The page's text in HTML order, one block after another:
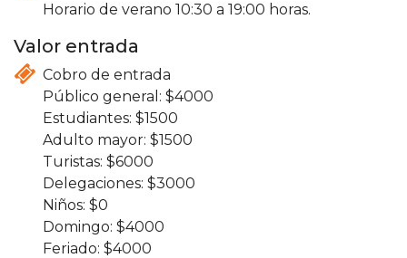
Horario de verano 10:30 a 19:00 horas.
Valor entrada
Cobro de entrada
4000
1500
1500
6000
3000
0
4000
4000